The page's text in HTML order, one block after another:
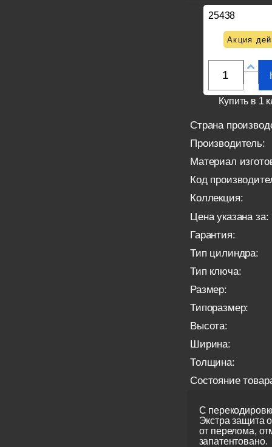
25438
Акция
Купить в 1
Страна
Производитель:
Материал
Код
Коллекция:
Цена указана за:
Гарантия:
Тип цилиндра:
Тип ключа:
Размер:
Типоразмер:
Высота:
Ширина:
Толщина:
Состояние
С
Экстра защита
от перелома,
запатентовано.